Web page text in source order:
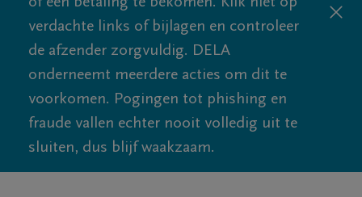
verdachte links of bijlagen en controleer
de afzender zorgvuldig. DELA
onderneemt meerdere acties om dit te
voorkomen. Pogingen tot phishing en
fraude vallen echter nooit volledig uit te
sluiten, dus blijf waakzaam.